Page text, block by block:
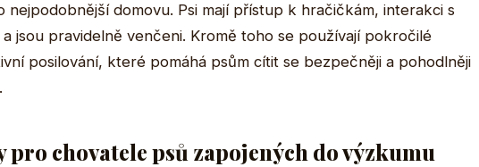
nejpodobnější domovu. Psi mají přístup k hračičkám, interakci s
a jsou pravidelně venčeni. Kromě toho se používají pokročilé
posilování, které pomáhá psům cítit se bezpečněji a pohodlněji
chovatele psů zapojených do výzkumu